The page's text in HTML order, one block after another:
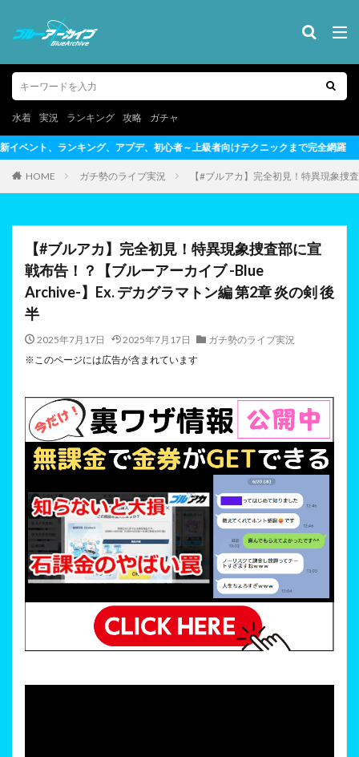
水着 実況 ランキング 攻略 ガチャ
心者～上級者向けテクニックまで完全網羅
HOME ガチ勢のライブ実況 【#ブルアカ】完全初見！特異現象捜
【#ブルアカ】完全初見！特異現象捜査部に宣
戦布告！？【ブルーアーカイブ -Blue
Archive-】Ex. デカグラマトン編 第2章 炎の剣 後
半
2025年7月17日 2025年7月17日
ガチ勢のライブ実況
※このページには広告が含まれています